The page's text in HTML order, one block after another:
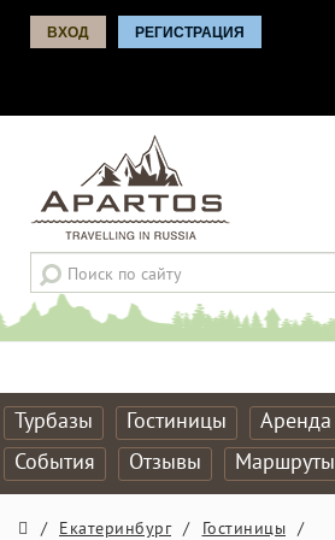
ВХОД РЕГИСТРАЦИЯ
Турбазы Гостиницы Аренда
События
Отзывы Маршруты
/ Екатеринбург / Гостиницы /